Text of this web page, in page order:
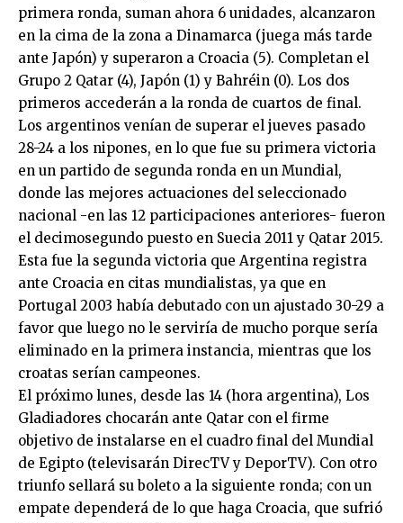
primera ronda, suman ahora 6 unidades, alcanzaron
en la cima de la zona a Dinamarca (juega más tarde
ante Japón) y superaron a Croacia (5). Completan el
Grupo 2 Qatar (4), Japón (1) y Bahréin (0). Los dos
primeros accederán a la ronda de cuartos de final.
Los argentinos venían de superar el jueves pasado
28-24 a los nipones, en lo que fue su primera victoria
en un partido de segunda ronda en un Mundial,
donde las mejores actuaciones del seleccionado
nacional -en las 12 participaciones anteriores- fueron
el decimosegundo puesto en Suecia 2011 y Qatar 2015.
Esta fue la segunda victoria que Argentina registra
ante Croacia en citas mundialistas, ya que en
Portugal 2003 había debutado con un ajustado 30-29 a
favor que luego no le serviría de mucho porque sería
eliminado en la primera instancia, mientras que los
croatas serían campeones.
El próximo lunes, desde las 14 (hora argentina), Los
Gladiadores chocarán ante Qatar con el firme
objetivo de instalarse en el cuadro final del Mundial
de Egipto (televisarán DirecTV y DeporTV). Con otro
triunfo sellará su boleto a la siguiente ronda; con un
empate dependerá de lo que haga Croacia, que sufrió